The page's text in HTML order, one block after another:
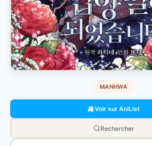
MANHWA
Voir sur AniList
Rechercher